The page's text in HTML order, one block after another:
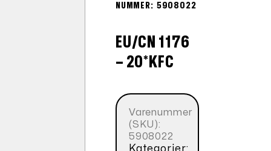
NUMMER: 5908022
EU/CN 1176
– 20*KFC
Varenummer
(SKU):
5908022
Kategorier: